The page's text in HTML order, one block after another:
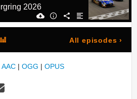
2026
All episodes ›
AAC | OGG | OPUS